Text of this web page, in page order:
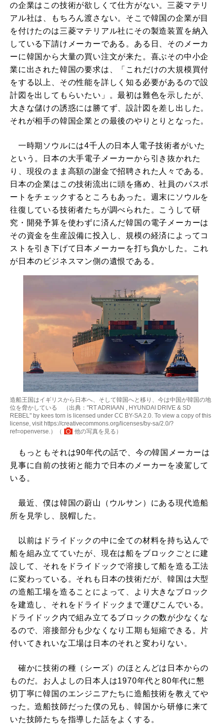
の企業はこの技術が欲しくて仕方がない。三菱マテリ
アル社は、もちろん渡さない。そこで韓国の企業が目
を付けたのは三菱マテリアル社にその製造装置を納入
している下請けメーカーである。ある日、そのメーカ
ーに韓国から大量の買い注文が来た。喜ぶその中小企
業に出された韓国の要求は、「これだけの大規模買付
をする以上、その性能を詳しく知る必要があるので設
計図を出してもらいたい」。最初は難色を示したが、
大きな儲けの誘惑には勝てず、設計図を差し出した。
それが相手の韓国企業との最後のやりとりとなった。
一時期ソウルには4千人の日本人電子技術者がいた
という。日本の大手電子メーカーから引き抜かれた
り、現役のまま高額の謝金で招聘された人々である。
日本の企業はこの技術流出に頭を痛め、社員のパスポ
ートをチェックするところもあった。週末にソウルを
往復している技術者たちが調べられた。こうして研
究・開発予算を使わずに済んだ韓国の電子メーカーは
その資金を生産設備に投入し、規模の経済によってコ
ストを引き下げて日本メーカーを打ち負かした。これ
が日本のビジネスマン側の遺恨である。
造船王国はイギリスから日本へ、そして韓国へと移り、今は中国が韓国の地
位を脅かしている （出典："RT ADRIAAN , HYUNDAI DRIVE & SD
REBEL" by kees torn is licensed under CC BY-SA 2.0. To view a copy of this
license, visit https://creativecommons.org/licenses/by-sa/2.0/?
ref=openverse.）（
他の写真を見る ）
もっともそれは90年代の話で、今の韓国メーカーは
見事に自前の技術と能力で日本のメーカーを凌駕して
いる。
最近、僕は韓国の蔚山（ウルサン）にある現代造船
所を見学し、脱帽した。
以前はドライドックの中に全ての材料を持ち込んで
船を組み立てていたが、現在は船をブロックごとに建
設して、それをドライドックで溶接して船を造る工法
に変わっている。それも日本の技術だが、韓国は大型
の造船工場を造ることによって、より大きなブロック
を建造し、それをドライドックまで運びこんでいる。
ドライドック内で組み立てるブロックの数が少なくな
るので、溶接部分も少なくなり工期も短縮できる。片
付いてきれいな工場は日本のそれと変わりない。
確かに技術の種（シーズ）のほとんどは日本からの
ものだ。お人よしの日本人は1970年代と80年代に懇
切丁寧に韓国のエンジニアたちに造船技術を教えてや
った。造船技師だった僕の兄も、韓国から研修に来て
いた技師たちを指導した話をよくする。